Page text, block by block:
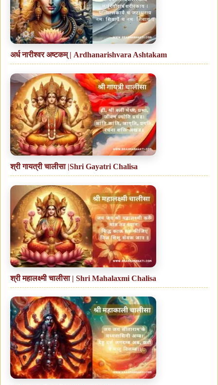
अर्ध नारीश्वर अष्टकम् | Ardhanarishvara Ashtakam
श्री गायत्री चालीसा |Shri Gayatri Chalisa
श्री महालक्ष्मी चालीसा | Shri Mahalaxmi Chalisa